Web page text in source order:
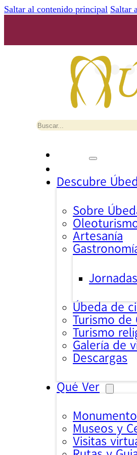
Saltar al contenido principal Saltar
Buscar
Descubre
Sobre
Artesanía
Úbeda de
Turismo de
Turismo
Galería de
Descargas
Qué Ver
Museos y
Visitas